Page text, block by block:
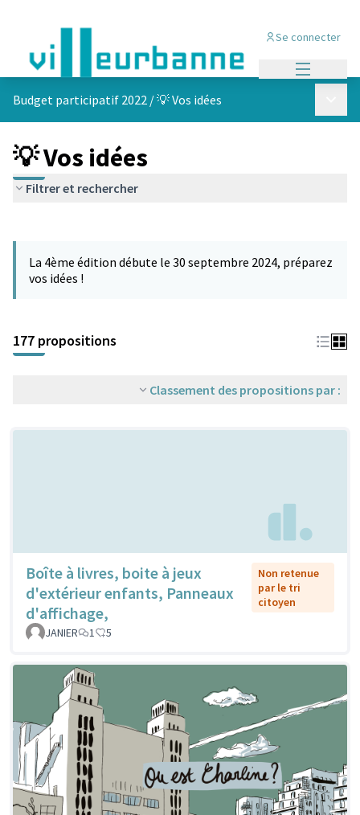
Se connecter
Budget participatif 2022 /💡 Vos idées
💡 Vos idées
Filtrer et rechercher
−
La 4ème édition débute le 30 septembre 2024, préparez
vos idées !
177 propositions
Classement des propositions par :
Boîte à livres, boite à jeux
d'extérieur enfants, Panneaux
d'affichage,
Non retenue
par le tri
citoyen
JANIER 1 5